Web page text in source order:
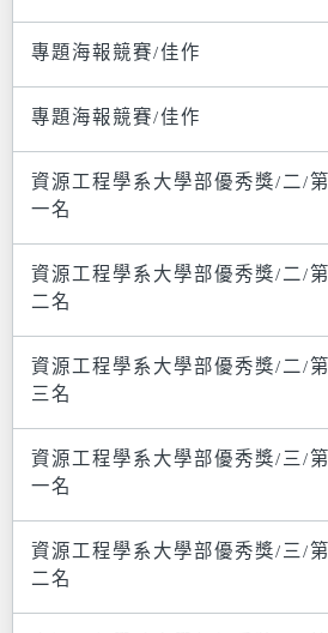
專題海報競賽/佳作
專題海報競賽/佳作
資源工程學系大學部優秀獎/二/第
一名
資源工程學系大學部優秀獎/二/第
二名
資源工程學系大學部優秀獎/二/第
三名
資源工程學系大學部優秀獎/三/第
一名
資源工程學系大學部優秀獎/三/第
二名